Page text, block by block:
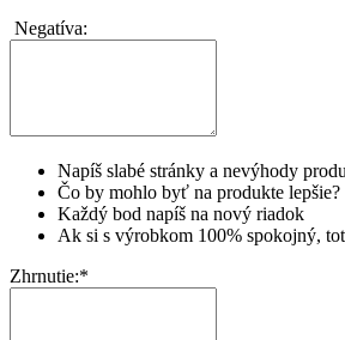
Negatíva:
Napíš slabé stránky a nevýhody
Čo by mohlo byť na produkte lepšie?
Každý bod napíš na nový riadok
Ak si s výrobkom 100% spokojný,
Zhrnutie:*